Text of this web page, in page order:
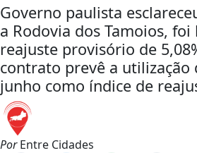
Governo paulista
a Rodovia dos Tamoios,
reajuste provisório de
contrato prevê a utilização
junho como índice de
PorEntre Cidades